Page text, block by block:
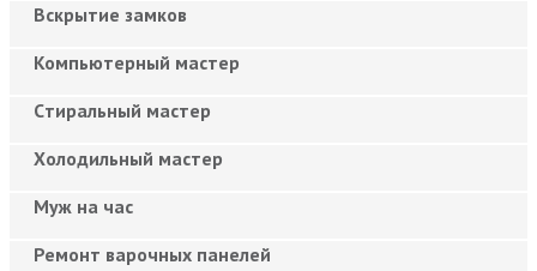
Вскрытие замков
Компьютерный мастер
Cтиральный мастер
Холодильный мастер
Муж на час
Ремонт варочных панелей